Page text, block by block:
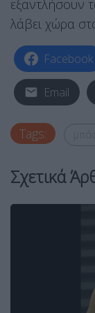
εξαντλήσουν
λάβει χώρα
Facebook
Email
Tags:
Σχετικά